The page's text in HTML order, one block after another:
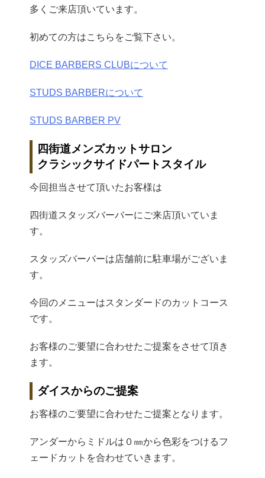
多くご来店頂いています。
初めての方はこちらをご覧下さい。
DICE BARBERS CLUBについて
STUDS BARBERについて
STUDS BARBER PV
四街道メンズカットサロン
クラシックサイドパートスタイル
今回担当させて頂いたお客様は
四街道スタッズバーバーにご来店頂いていま
す。
スタッズバーバーは店舗前に駐車場がございま
す。
今回のメニューはスタンダードのカットコース
です。
お客様のご要望に合わせたご提案をさせて頂き
ます。
ダイスからのご提案
お客様のご要望に合わせたご提案となります。
アンダーからミドルは０㎜から色彩をつけるフ
ェードカットを合わせていきます。